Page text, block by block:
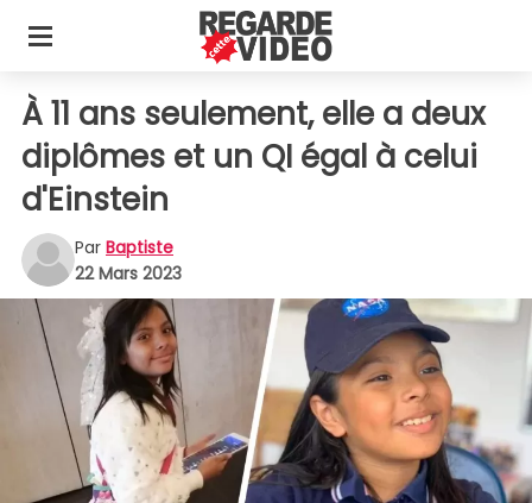
À 11 ans seulement, elle a deux
diplômes et un QI égal à celui
d'Einstein
Par Baptiste
22 Mars 2023